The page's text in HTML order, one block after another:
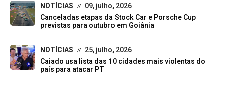
NOTÍCIAS
09, julho, 2026
Canceladas etapas da Stock Car e Porsche Cup
previstas para outubro em Goiânia
NOTÍCIAS
25, julho, 2026
Caiado usa lista das 10 cidades mais violentas do
país para atacar PT